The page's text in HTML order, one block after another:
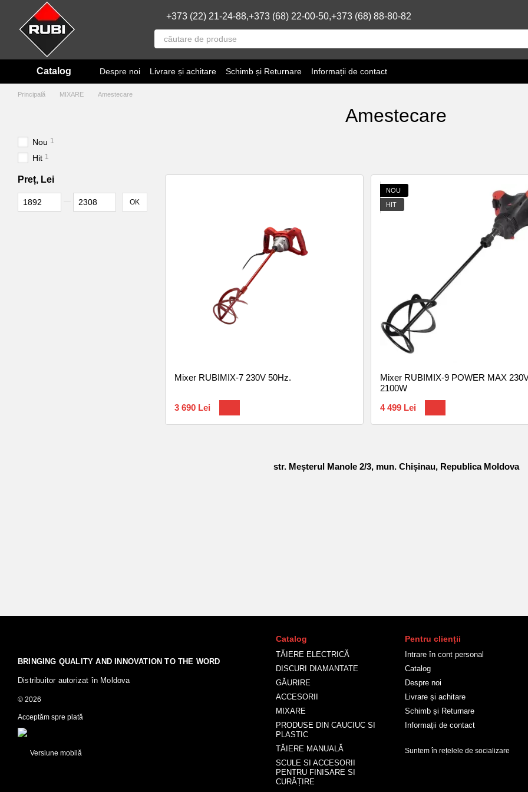
Mergi la conținutul principal
+373 (22) 21-24-88,+373 (68) 22-00-50,+373 (68) 88-80-82
Catalog Despre noi Livrare și achitare Schimb și Returnare Informații de contact
Principală MIXARE Amestecare
Amestecare
Mixer RUBIMIX-7 230V 50Hz.
3 690 Lei
NOU
HIT
Mixer RUBIMIX-9 POWER MAX
2100W
4 499 Lei
Nou 1
Hit 1
Preț, Lei
De la Preț, Lei
Până la Preț, Lei OK
str. Meșterul Manole 2/3, mun. Chișinau, Republica Moldova
BRINGING QUALITY AND INNOVATION TO THE WORD
Distribuitor autorizat în Moldova
© 2026
Acceptăm spre plată
Versiune mobilă
Catalog
TĂIERE ELECTRICĂ
DISCURI DIAMANTATE
GĂURIRE
ACCESORII
MIXARE
PRODUSE DIN CAUCIUC SI
PLASTIC
TĂIERE MANUALĂ
SCULE SI ACCESORII
PENTRU FINISARE SI
CURĂȚIRE
Pentru clienții
Intrare în cont personal
Catalog
Despre noi
Livrare și achitare
Schimb și Returnare
Informații de contact
Suntem în rețelele de socializare